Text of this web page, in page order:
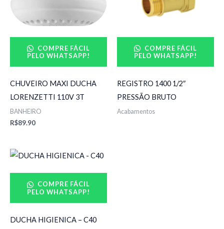
COMPRE FÁCIL
PELO WHATSAPP!
CHUVEIRO MAXI DUCHA
LORENZETTI 110V 3T
BANHEIRO
R$89.90
COMPRE FÁCIL
PELO WHATSAPP!
REGISTRO 1400 1/2″
PRESSÃO BRUTO
Acabamentos
COMPRE FÁCIL
PELO WHATSAPP!
DUCHA HIGIENICA – C40